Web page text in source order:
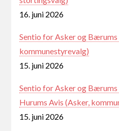
16. juni 2026
Sentio for Asker og
kommunestyrevalg)
15. juni 2026
Sentio for Asker og
Hurums Avis (Asker,
15. juni 2026